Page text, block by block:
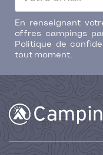
En renseignant
offres campings
Politique de
tout moment.